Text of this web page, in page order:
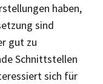
haben,
sind
gut zu
Schnittstellen
sich für